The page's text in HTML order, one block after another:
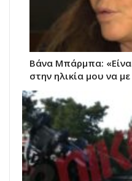
Βάνα Μπάρμπα:
στην ηλικία μου να